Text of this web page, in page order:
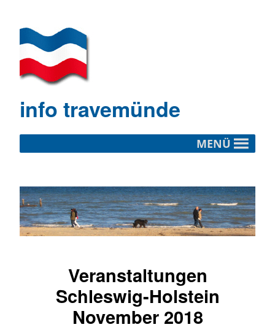
info travemünde
MENÜ
Veranstaltungen
Schleswig-Holstein
November 2018